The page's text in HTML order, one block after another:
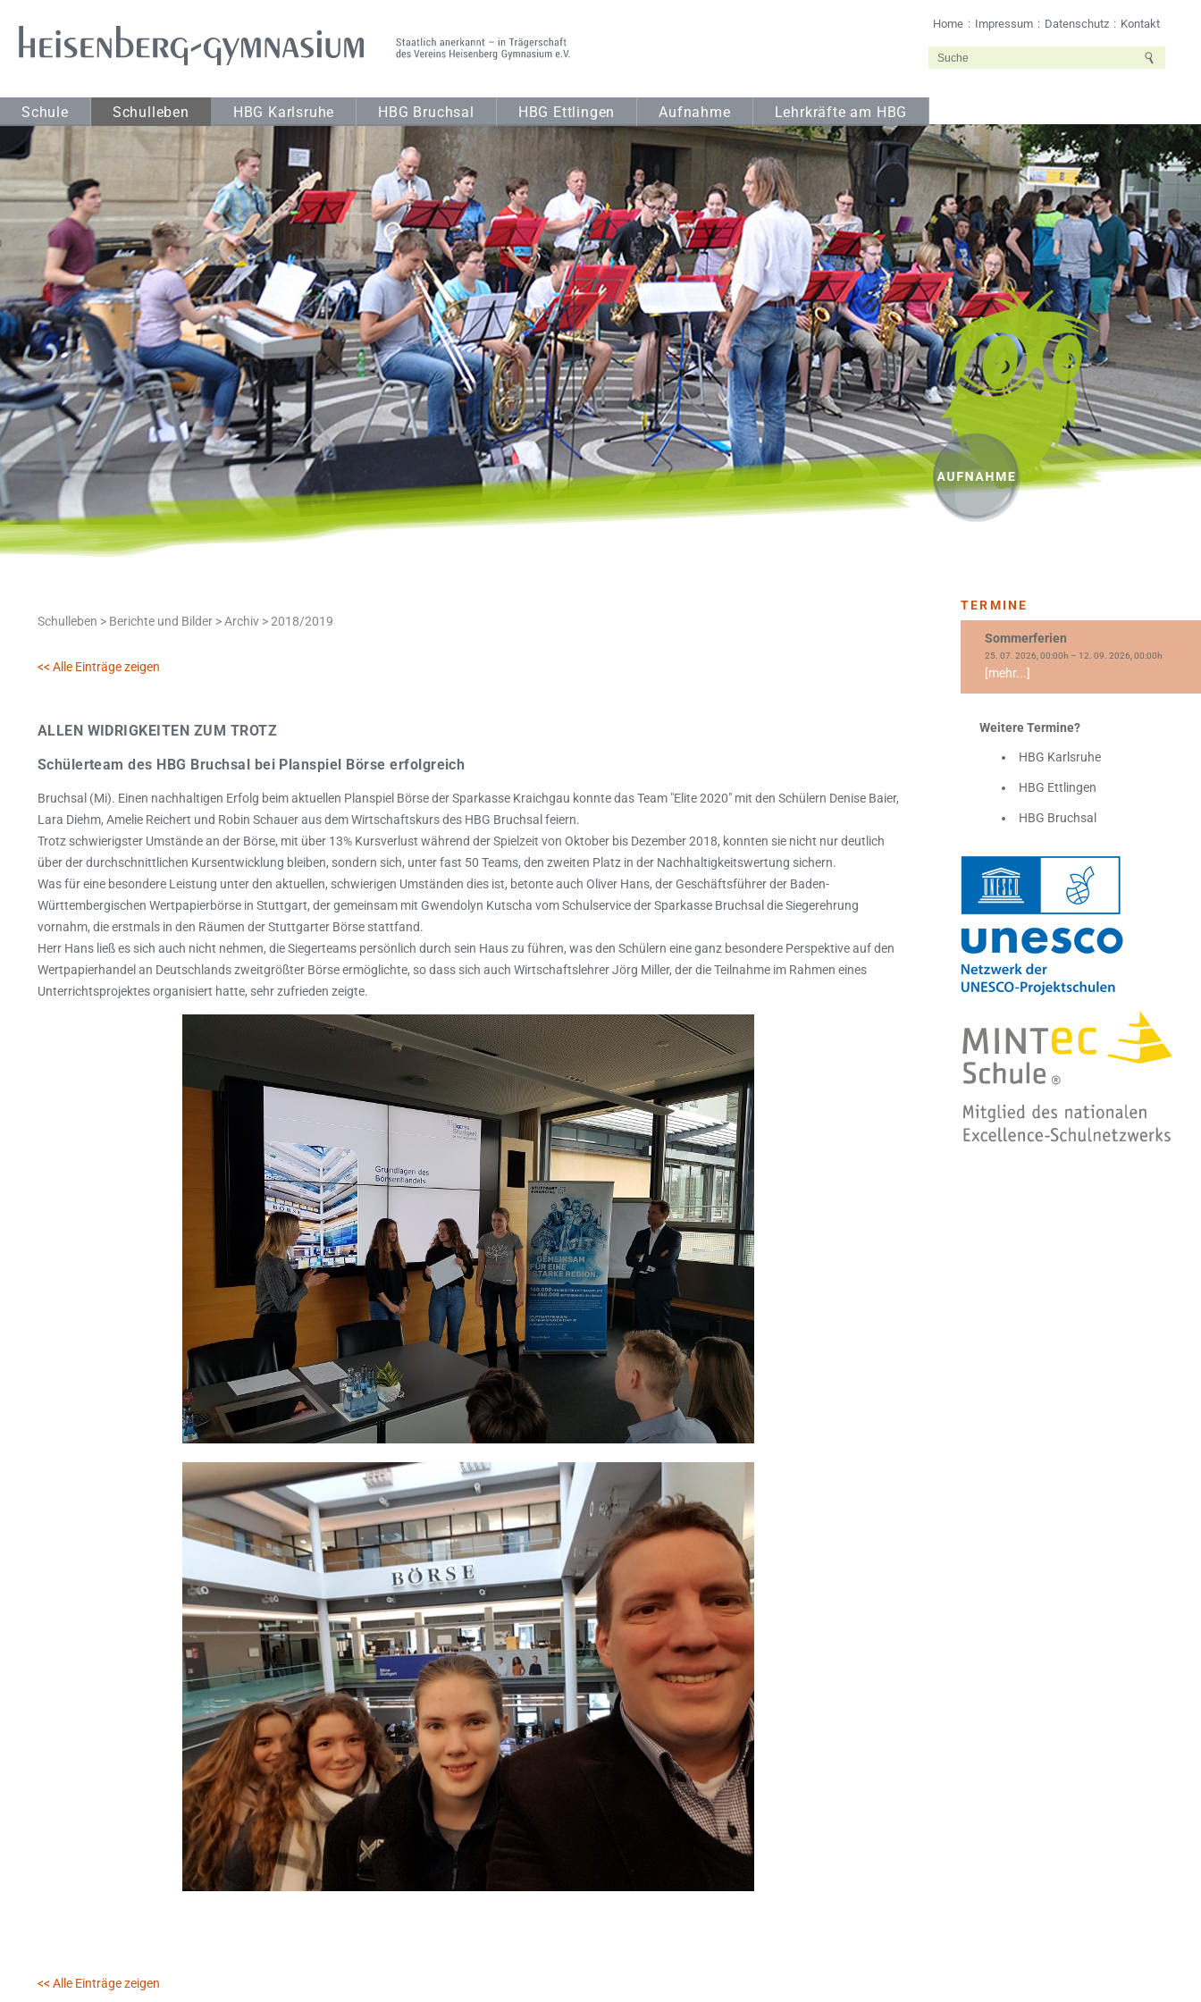
Home Impressum Datenschutz Kontakt
Schule Schulleben HBG Karlsruhe HBG Bruchsal HBG Ettlingen Aufnahme Lehrkräfte am HBG
Schulleben > Berichte und Bilder>Archiv>2018/2019
<< Alle Einträge zeigen
ALLEN WIDRIGKEITEN ZUM TROTZ
Schülerteam des HBG Bruchsal bei Planspiel Börse erfolgreich
Bruchsal (Mi). Einen nachhaltigen Erfolg beim aktuellen Planspiel Börse der Sparkasse Kraichgau konnte das Team "Elite 2020" mit den Schülern Denise Baier,
Lara Diehm, Amelie Reichert und Robin Schauer aus dem Wirtschaftskurs des HBG Bruchsal feiern.
Trotz schwierigster Umstände an der Börse, mit über 13% Kursverlust während der Spielzeit von Oktober bis Dezember 2018, konnten sie nicht nur deutlich
über der durchschnittlichen Kursentwicklung bleiben, sondern sich, unter fast 50 Teams, den zweiten Platz in der Nachhaltigkeitswertung sichern.
Was für eine besondere Leistung unter den aktuellen, schwierigen Umständen dies ist, betonte auch Oliver Hans, der Geschäftsführer der Baden-
Württembergischen Wertpapierbörse in Stuttgart, der gemeinsam mit Gwendolyn Kutscha vom Schulservice der Sparkasse Bruchsal die Siegerehrung
vornahm, die erstmals in den Räumen der Stuttgarter Börse stattfand.
Herr Hans ließ es sich auch nicht nehmen, die Siegerteams persönlich durch sein Haus zu führen, was den Schülern eine ganz besondere Perspektive auf den
Wertpapierhandel an Deutschlands zweitgrößter Börse ermöglichte, so dass sich auch Wirtschaftslehrer Jörg Miller, der die Teilnahme im Rahmen eines
Unterrichtsprojektes organisiert hatte, sehr zufrieden zeigte.
<< Alle Einträge zeigen
TERMINE
Sommerferien
25. 07. 2026, 00:00h – 12. 09. 2026, 00:00h
[mehr...]
Weitere Termine?
HBG Karlsruhe
HBG Ettlingen
HBG Bruchsal